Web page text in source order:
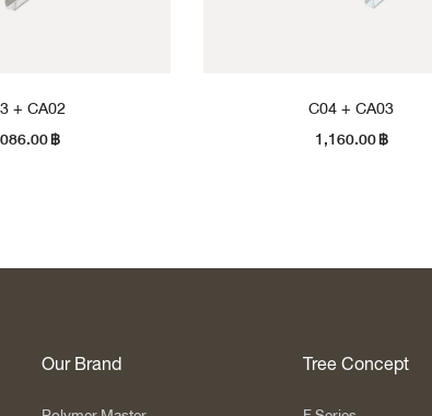
+ CA02
฿
C04 + CA03
1,160.00฿
Our Brand Tree Concept